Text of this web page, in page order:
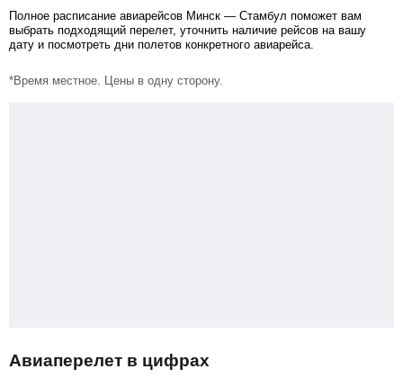
Полное расписание авиарейсов Минск — Стамбул поможет вам
выбрать подходящий перелет, уточнить наличие рейсов на вашу
дату и посмотреть дни полетов конкретного авиарейса.
*Время местное. Цены в одну сторону.
Авиаперелет в цифрах